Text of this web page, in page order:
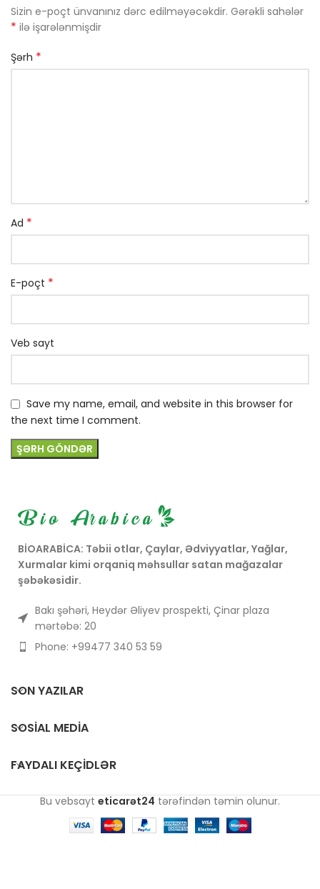
Sizin e-poçt ünvanınız dərc edilməyəcəkdir. Gərəkli sahələr
* ilə işarələnmişdir
Şərh *
Ad *
E-poçt *
Veb sayt
Save my name, email, and website in this browser for
the next time I comment.
BİOARABİCA: Təbii otlar, Çaylar, Ədviyyatlar, Yağlar,
Xurmalar kimi orqaniq məhsullar satan mağazalar
şəbəkəsidir.
Bakı şəhəri, Heydər Əliyev prospekti, Çinar plaza
mərtəbə: 20
Phone: +99477 340 53 59
SON YAZILAR
SOSIAL MEDIA
FAYDALI KEÇIDLƏR
Bu vebsayt eticarət24 tərəfindən təmin olunur.